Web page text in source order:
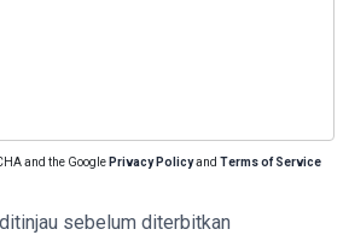
and the Google Privacy Policyand Terms of Service
sebelum diterbitkan